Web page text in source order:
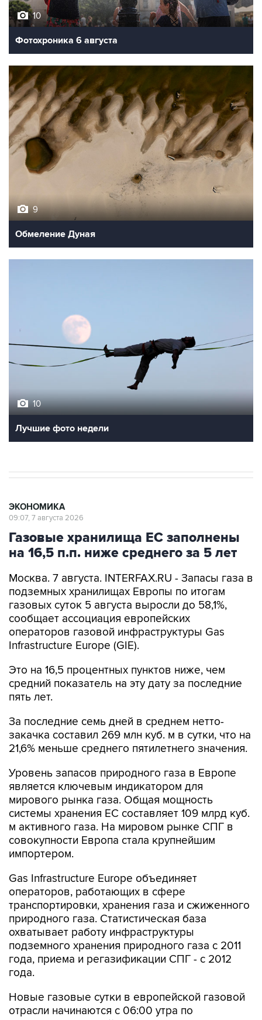
10
Фотохроника 6 августа
9
Обмеление Дуная
10
Лучшие фото недели
ЭКОНОМИКА
09:07, 7 августа 2026
Газовые хранилища ЕС заполнены
на 16,5 п.п. ниже среднего за 5 лет
Москва. 7 августа. INTERFAX.RU - Запасы газа в
подземных хранилищах Европы по итогам
газовых суток 5 августа выросли до 58,1%,
сообщает ассоциация европейских
операторов газовой инфраструктуры Gas
Infrastructure Europe (GIE).
Это на 16,5 процентных пунктов ниже, чем
средний показатель на эту дату за последние
пять лет.
За последние семь дней в среднем нетто-
закачка составил 269 млн куб. м в сутки, что на
21,6% меньше среднего пятилетнего значения.
Уровень запасов природного газа в Европе
является ключевым индикатором для
мирового рынка газа. Общая мощность
системы хранения ЕС составляет 109 млрд куб.
м активного газа. На мировом рынке СПГ в
совокупности Европа стала крупнейшим
импортером.
Gas Infrastructure Europe объединяет
операторов, работающих в сфере
транспортировки, хранения газа и сжиженного
природного газа. Статистическая база
охватывает работу инфраструктуры
подземного хранения природного газа с 2011
года, приема и регазификации СПГ - с 2012
года.
Новые газовые сутки в европейской газовой
отрасли начинаются c 06:00 утра по